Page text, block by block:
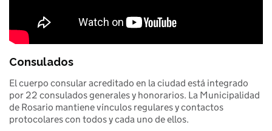
Consulados
El cuerpo consular acreditado en la ciudad está integrado
por 22 consulados generales y honorarios. La Municipalidad
de Rosario mantiene vínculos regulares y contactos
protocolares con todos y cada uno de ellos.